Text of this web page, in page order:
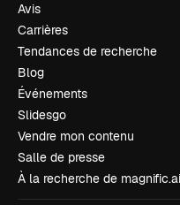
Avis
Carrières
Tendances de recherche
Blog
Événements
Slidesgo
Vendre mon contenu
Salle de presse
À la recherche de magnific.ai